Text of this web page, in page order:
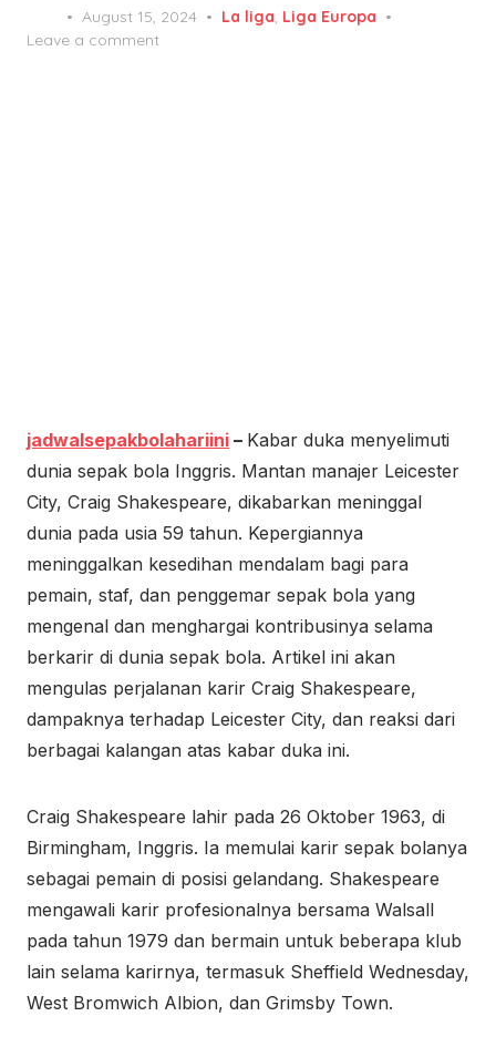
Posted
on
August 15, 2024 La liga, Liga Europa
Leave a comment
jadwalsepakbolahariini – Kabar duka menyelimuti
dunia sepak bola Inggris. Mantan manajer Leicester
City, Craig Shakespeare, dikabarkan meninggal
dunia pada usia 59 tahun. Kepergiannya
meninggalkan kesedihan mendalam bagi para
pemain, staf, dan penggemar sepak bola yang
mengenal dan menghargai kontribusinya selama
berkarir di dunia sepak bola. Artikel ini akan
mengulas perjalanan karir Craig Shakespeare,
dampaknya terhadap Leicester City, dan reaksi dari
berbagai kalangan atas kabar duka ini.
Craig Shakespeare lahir pada 26 Oktober 1963, di
Birmingham, Inggris. Ia memulai karir sepak bolanya
sebagai pemain di posisi gelandang. Shakespeare
mengawali karir profesionalnya bersama Walsall
pada tahun 1979 dan bermain untuk beberapa klub
lain selama karirnya, termasuk Sheffield Wednesday,
West Bromwich Albion, dan Grimsby Town.